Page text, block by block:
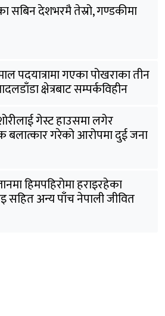
सबिन देशभरमै तेस्रो, गण्डकीमा
पदयात्रामा गएका पोखराका तीन
क्षेत्रबाट सम्पर्कविहीन
गेस्ट हाउसमा लगेर
बलात्कार गरेको आरोपमा दुई जना
हिमपहिरोमा हराइरहेका
सहित अन्य पाँच नेपाली जीवित
कमजोर, युक्तको शव निकालियो